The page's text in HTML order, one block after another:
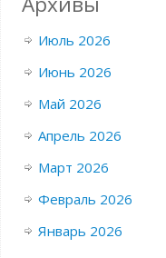
Июль 2026
Июнь 2026
Май 2026
Апрель 2026
Март 2026
Февраль 2026
Январь 2026